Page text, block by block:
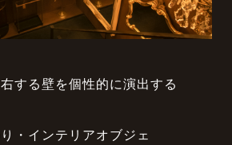
する壁を個性的に演出する
・インテリアオブジェ